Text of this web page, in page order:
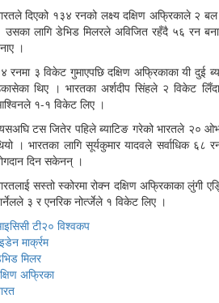
दिएको १३४ रनको लक्ष्य दक्षिण अफ्रिकाले २ बल
लागि डेभिड मिलरले अविजित रहँदै ५६ रन
।
रनमा ३ विकेट गुमाएपछि दक्षिण अफ्रिकाका यी दुई
थिए । भारतका अर्शदीप सिंहले २ विकेट लिँदा
१-१ विकेट लिए ।
टस जितेर पहिले ब्याटिङ गरेको भारतले २०
। भारतका लागि सूर्यकुमार यादवले सर्वाधिक
दिन सकेनन् ।
सस्तो स्कोरमा रोक्‍न दक्षिण अफ्रिकाका लुंगी
३ र एनरिक नोर्त्जेले १ विकेट लिए ।
टी२० विश्वकप
मार्क्रम
मिलर
अफ्रिका